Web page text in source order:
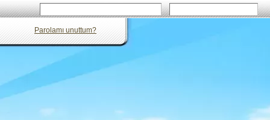
Parolamı unuttum?